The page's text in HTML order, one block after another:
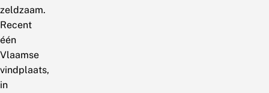
Recent
één
Vlaamse
vindplaats,
in
de